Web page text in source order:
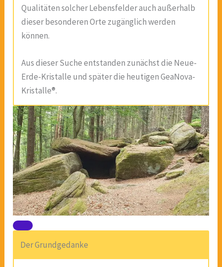
Qualitäten solcher Lebensfelder auch außerhalb
dieser besonderen Orte zugänglich werden
können.
Aus dieser Suche entstanden zunächst die Neue-
Erde-Kristalle und später die heutigen GeaNova-
Kristalle®.
Der Grundgedanke